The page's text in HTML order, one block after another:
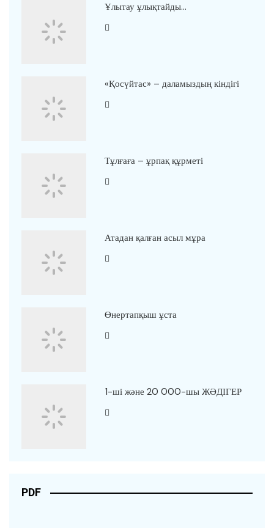
Ұлытау ұлықтайды…
«Қосүйтас» – даламыздың кіндігі
Тұлғаға – ұрпақ құрметі
Атадан қалған асыл мұра
Өнертапқыш ұста
1-ші және 20 000-шы ЖӘДІГЕР
PDF